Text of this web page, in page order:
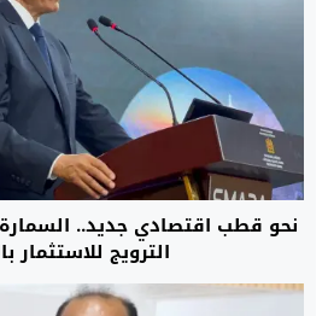
نحو قطب اقتصادي جديد..
الترويج للاستثمار